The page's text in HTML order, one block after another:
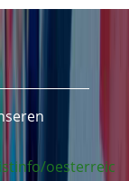
oesterreic